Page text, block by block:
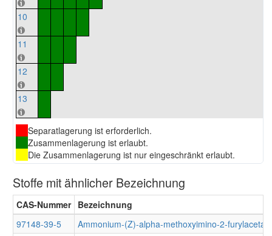
10
11
12
13
Separatlagerung ist erforderlich.
Zusammenlagerung ist erlaubt.
Die Zusammenlagerung ist nur eingeschränkt erlaubt.
Stoffe mit ähnlicher Bezeichnung
CAS-Nummer Bezeichnung
97148-39-5
Ammonium-(Z)-alpha-methoxyimino-2-furylacetat